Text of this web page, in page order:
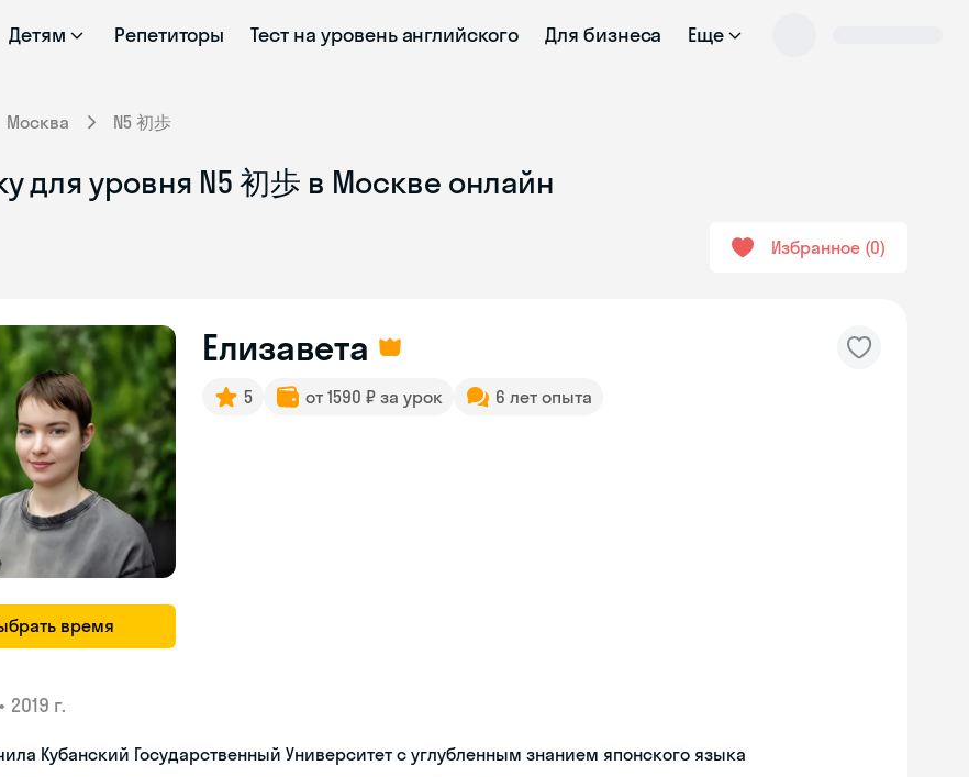
Детям Репетиторы Тест на уровень английского Для бизнеса Еще
Москва N5 初歩
для уровня N5 初歩 в Москве онлайн
Избранное 0
время
Елизавета
5 от 1590 ₽ за урок 6 лет опыта
• 2019 г.
Кубанский Государственный Университет с углубленным знанием японского языка